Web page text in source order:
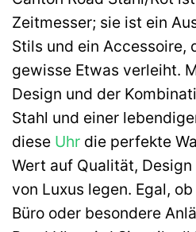
Zeitmesser; sie ist ein
Stils und ein Accessoire,
gewisse Etwas verleiht.
Design und der
Stahl und einer
diese Uhr die perfekte
Wert auf Qualität,
von Luxus legen. Egal,
Büro oder besondere